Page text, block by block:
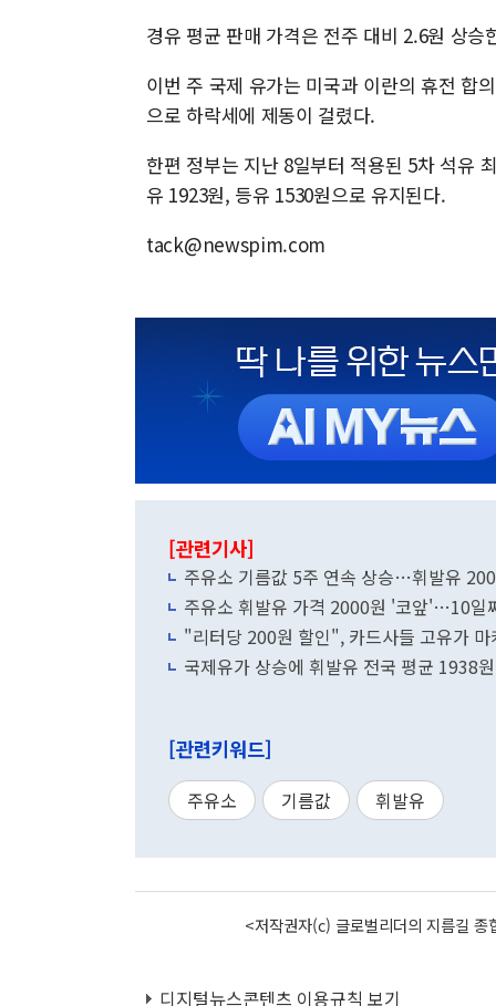
경유 평균 판매 가격은 전주 대비 2.6원 상승
이번 주 국제 유가는 미국과 이란의 휴전 합
으로 하락세에 제동이 걸렸다.
한편 정부는 지난 8일부터 적용된 5차 석유
유 1923원, 등유 1530원으로 유지된다.
tack@newspim.com
[관련기사]
주유소 기름값 5주 연속 상승…휘발유
주유소 휘발유 가격 2000원 '코앞'…10일
"리터당 200원 할인", 카드사들 고유가 마
국제유가 상승에 휘발유 전국 평균 1938
[관련키워드]
주유소 기름값 휘발유
<저작권자(c) 글로벌리더의 지름길
디지털뉴스콘텐츠 이용규칙 보기